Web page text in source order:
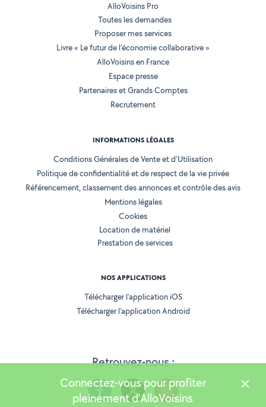
Retrouvez-nous :
AlloVoisins Pro
Toutes les demandes
Proposer mes services
Livre « Le futur de l'économie collaborative »
AlloVoisins en France
Espace presse
Partenaires et Grands Comptes
Recrutement
INFORMATIONS LÉGALES
Conditions Générales de Vente et d'Utilisation
Politique de confidentialité et de respect de la vie privée
Référencement, classement des annonces et contrôle des avis
Mentions légales
Cookies
Location de matériel
Prestation de services
NOS APPLICATIONS
Télécharger l’application iOS
Télécharger l’application Android
Connectez-vous pour profiter
pleinement d'AlloVoisins